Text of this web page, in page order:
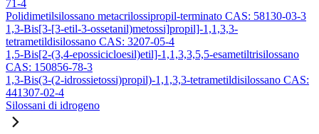
71-4
Polidimetilsilossano metacrilossipropil-terminato CAS: 58130-03-3
1,3-Bis[3-[3-etil-3-ossetanil)metossi]propil]-1,1,3,3-
tetrametildisilossano CAS: 3207-05-4
1,5-Bis[2-(3,4-epossicicloesil)etil]-1,1,3,3,5,5-esametiltrisilossano
CAS: 150856-78-3
1,3-Bis(3-(2-idrossietossi)propil)-1,1,3,3-tetrametildisilossano CAS:
441307-02-4
Silossani di idrogeno